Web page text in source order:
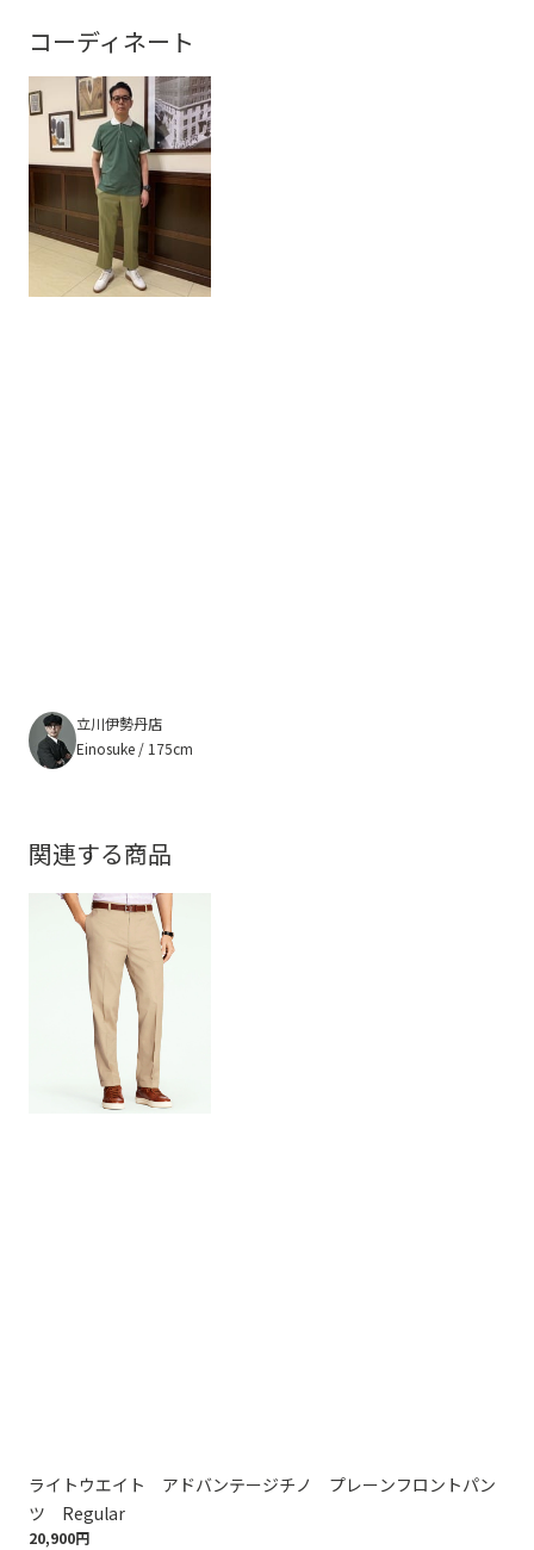
コーディネート
立川伊勢丹店
Einosuke / 175cm
関連する商品
ライトウエイト アドバンテージチノ プレーンフロントパン
ツ Regular
20,900円